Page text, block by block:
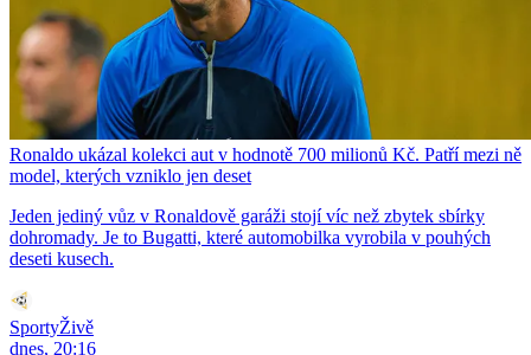
Ronaldo ukázal kolekci aut v hodnotě 700 milionů Kč. Patří mezi ně
model, kterých vzniklo jen deset
Jeden jediný vůz v Ronaldově garáži stojí víc než zbytek sbírky
dohromady. Je to Bugatti, které automobilka vyrobila v pouhých
deseti kusech.
SportyŽivě
dnes, 20:16